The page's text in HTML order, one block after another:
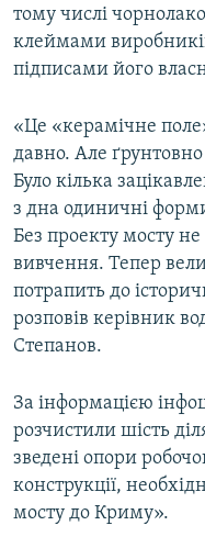
тому числі
клеймами
підписами його
«Це «керамічне
давно. Але
Було кілька
з дна одиничні
Без проекту мосту
вивчення. Тепер
потрапить до
розповів керівник
Степанов.
За інформацією
розчистили шість
зведені опори
конструкції,
мосту до Криму».